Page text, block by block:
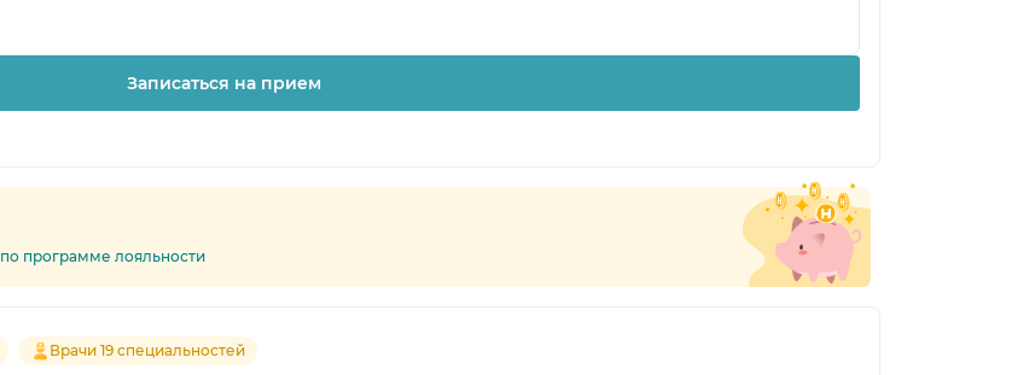
Записаться на прием
по программе лояльности
Врачи 19 специальностей